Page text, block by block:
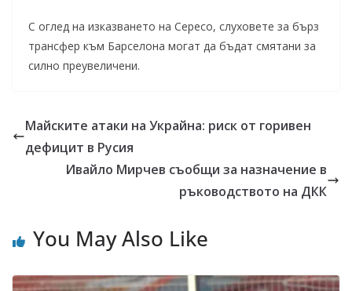
С оглед на изказването на Сересо, слуховете за бърз
трансфер към Барселона могат да бъдат смятани за
силно преувеличени.
Майските атаки на Украйна: риск от горивен
дефицит в Русия
Ивайло Мирчев съобщи за назначение в
ръководството на ДКК
You May Also Like